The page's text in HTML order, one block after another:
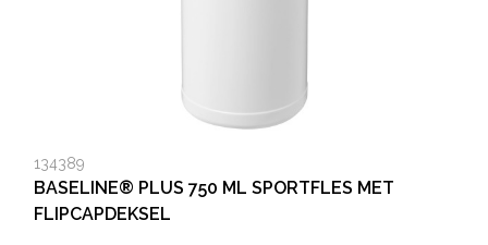
134389
BASELINE® PLUS 750 ML SPORTFLES MET
FLIPCAPDEKSEL